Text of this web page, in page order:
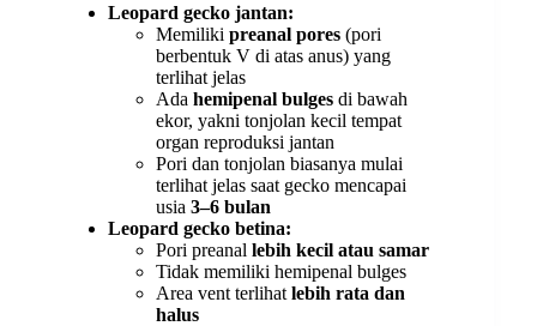
Leopard gecko jantan:
Memiliki preanal pores (pori
berbentuk V di atas anus) yang
terlihat jelas
Ada hemipenal bulges di bawah
ekor, yakni tonjolan kecil tempat
organ reproduksi jantan
Pori dan tonjolan biasanya mulai
terlihat jelas saat gecko mencapai
usia 3–6 bulan
Leopard gecko betina:
Pori preanal lebih kecil atau samar
Tidak memiliki hemipenal bulges
Area vent terlihat lebih rata dan
halus